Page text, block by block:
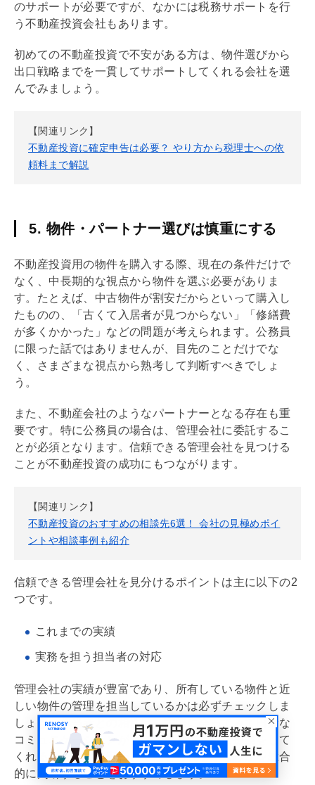
のサポートが必要ですが、なかには税務サポートを行
う不動産投資会社もあります。
初めての不動産投資で不安がある方は、物件選びから
出口戦略 までを一貫してサポートしてくれる会社を選
んでみましょう。
【関連リンク】
不動産投資に確定申告は必要？ やり方から税理士への依
頼料まで解説
5. 物件・パートナー選びは慎重にする
不動産投資用の物件を購入する際、現在の条件だけで
なく、中長期的な視点から物件を選ぶ必要がありま
す。たとえば、中古物件が割安だからといって購入し
たものの、「古くて入居者が見つからない」「修繕費
が多くかかった」などの問題が考えられます。公務員
に限った話ではありませんが、目先のことだけでな
く、さまざまな視点から熟考して判断すべきでしょ
う。
また、不動産会社のようなパートナーとなる存在も重
要です。特に公務員の場合は、 管理会社に委託するこ
とが必須となります。信頼できる管理会社 を見つける
ことが不動産投資の成功にもつながります。
【関連リンク】
不動産投資のおすすめの相談先6選！ 会社の見極めポイ
ントや相談事例も紹介
信頼できる管理会社 を見分けるポイントは主に以下の2
つです。
これまでの実績
実務を担う担当者の対応
管理会社の実績が豊富であり、所有している物件と近
しい物件の管理を担当しているかは必ずチェックしま
しょう。担当者との相性は、実際に会ってみて円滑な
コミュニケーションがとれるか、積極的な提案をして
くれるか、など、安心して任せられるかどうかを総合
的に判断することをおすすめします。